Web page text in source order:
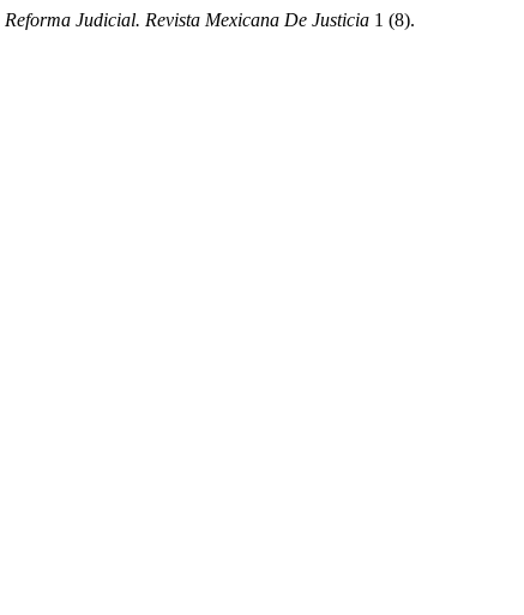
Reforma Judicial. Revista Mexicana De Justicia 1 (8).